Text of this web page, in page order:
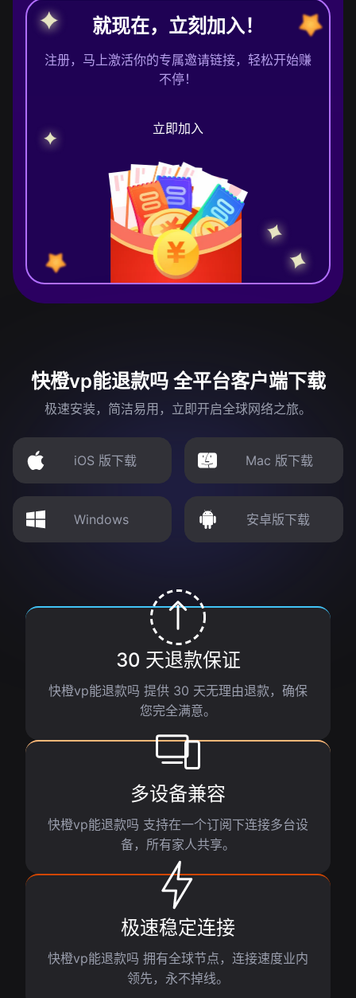
就现在，立刻加入！
注册，马上激活你的专属邀请链接，轻松开始赚
不停！
立即加入
快橙vp能退款吗 全平台客户端下载
极速安装，简洁易用，立即开启全球网络之旅。
iOS 版下载 Mac 版下载
Windows 安卓版下载
30 天退款保证
快橙vp能退款吗 提供 30 天无理由退款，确保
您完全满意。
多设备兼容
快橙vp能退款吗 支持在一个订阅下连接多台设
备，所有家人共享。
极速稳定连接
快橙vp能退款吗 拥有全球节点，连接速度业内
领先，永不掉线。